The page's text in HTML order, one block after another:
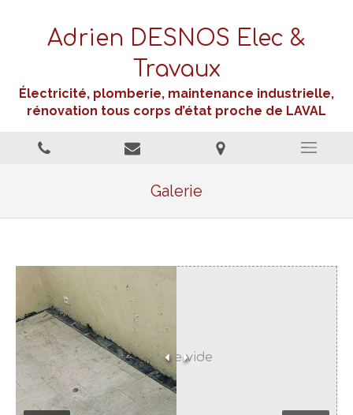
Adrien DESNOS Elec &
Travaux
Électricité, plomberie, maintenance industrielle,
rénovation tous corps d’état proche de LAVAL
Galerie